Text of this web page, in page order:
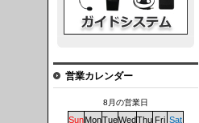
営業カレンダー
8月の営業日
SunMonTueWedThu Fri Sat